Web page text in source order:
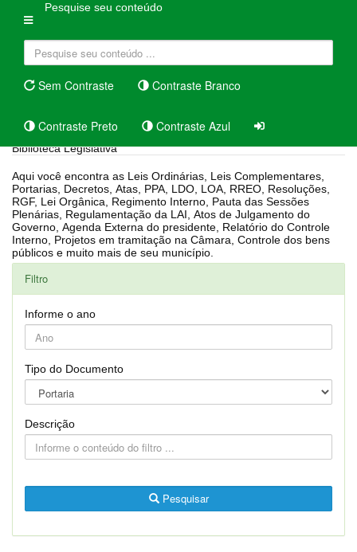
Pesquise seu conteúdo
Sem Contraste Contraste Branco
Contraste Preto Contraste Azul
Biblioteca Legislativa
Aqui você encontra as Leis Ordinárias, Leis Complementares,
Portarias, Decretos, Atas, PPA, LDO, LOA, RREO, Resoluções,
RGF, Lei Orgânica, Regimento Interno, Pauta das Sessões
Plenárias, Regulamentação da LAI, Atos de Julgamento do
Governo, Agenda Externa do presidente, Relatório do Controle
Interno, Projetos em tramitação na Câmara, Controle dos bens
públicos e muito mais de seu município.
Filtro
Informe o ano
Tipo do Documento
Descrição
Pesquisar